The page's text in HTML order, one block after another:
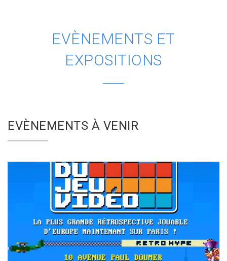
EVÈNEMENTS ET
EXPOSITIONS
EVÈNEMENTS À VENIR